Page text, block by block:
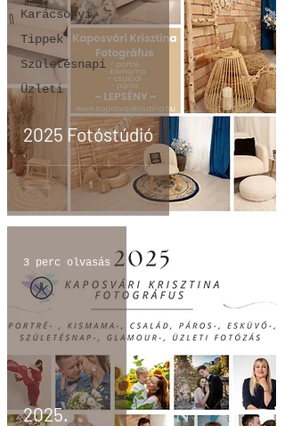
Karácsonyi
Tippek
Születésnapi
Üzleti
2025 Fotóstúdió
2025.
3 perc olvasás